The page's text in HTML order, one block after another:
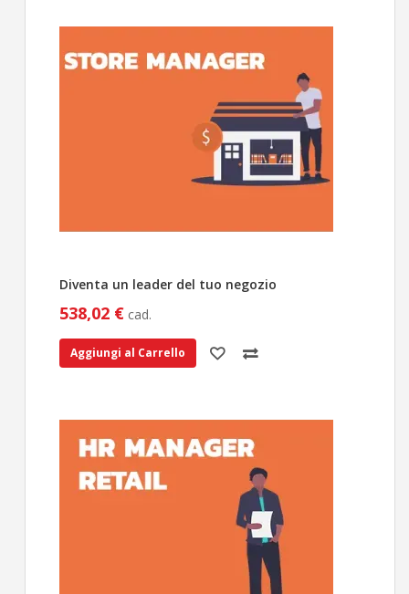
Diventa un leader del tuo negozio
538,02 € cad.
Aggiungi al Carrello